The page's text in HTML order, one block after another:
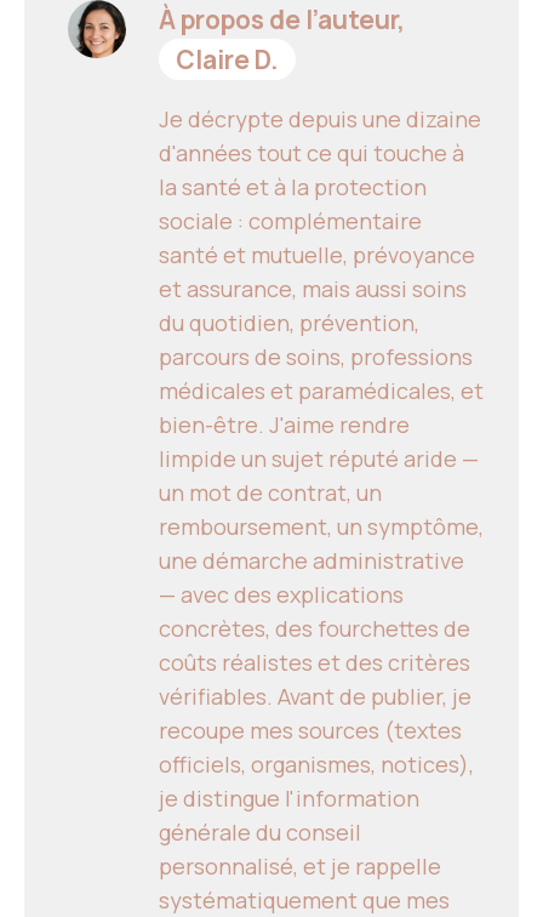
À propos de l’auteur,
Claire D.
Je décrypte depuis une dizaine
d'années tout ce qui touche à
la santé et à la protection
sociale : complémentaire
santé et mutuelle, prévoyance
et assurance, mais aussi soins
du quotidien, prévention,
parcours de soins, professions
médicales et paramédicales, et
bien-être. J'aime rendre
limpide un sujet réputé aride —
un mot de contrat, un
remboursement, un symptôme,
une démarche administrative
— avec des explications
concrètes, des fourchettes de
coûts réalistes et des critères
vérifiables. Avant de publier, je
recoupe mes sources (textes
officiels, organismes, notices),
je distingue l'information
générale du conseil
personnalisé, et je rappelle
systématiquement que mes